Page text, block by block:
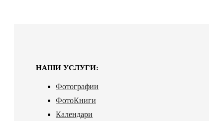
НАШИ УСЛУГИ:
Фотографии
ФотоКниги
Календари